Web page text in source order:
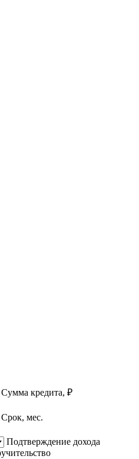
Сумма кредита, ₽
Срок, мес.
Подтверждение дохода